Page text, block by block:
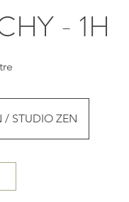
- 1H
/ STUDIO ZEN